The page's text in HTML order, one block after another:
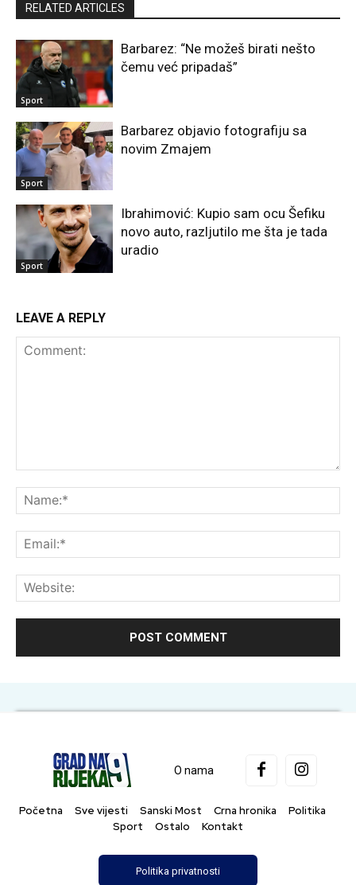
RELATED ARTICLES
Sport
Barbarez: “Ne možeš birati nešto
čemu već pripadaš”
Sport
Barbarez objavio fotografiju sa
novim Zmajem
Sport
Ibrahimović: Kupio sam ocu Šefiku
novo auto, razljutilo me šta je tada
uradio
LEAVE A REPLY
O nama
Početna Sve vijesti Sanski Most Crna hronika
Politika
Sport
Ostalo Kontakt
Politika privatnosti